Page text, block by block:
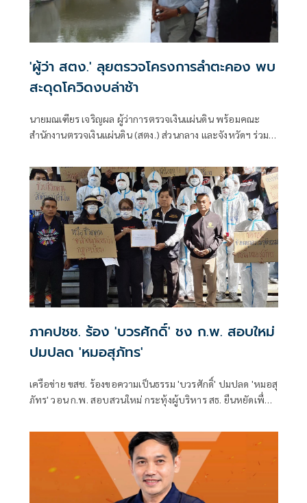
'ผู้ว่า สตง.' ลุยตรวจโครงการลำตะคอง พบ
สะดุดโควิดงบล่าช้า
นายมณเฑียร เจริญผล ผู้ว่าการตรวจเงินแผ่นดิน พร้อมคณะ
สำนักงานตรวจเงินแผ่นดิน (สตง.) ส่วนกลาง และจังหวัดฯ ร่วม
ภูมิทัศน์ลำตะคอง
ภาคปชช. ร้อง 'บวรศักดิ์' ชง ก.พ. สอบใหม่
ปมปลด 'หมอสุภัทร'
เครือข่าย ขสช. ร้องขอความเป็นธรรม 'บวรศักดิ์' ปมปลด 'หมอสุ
ภัทร' วอน ก.พ. สอบสวนใหม่ กระทุ้งผู้บริหาร สธ. ยืนหยัดเพื่อ